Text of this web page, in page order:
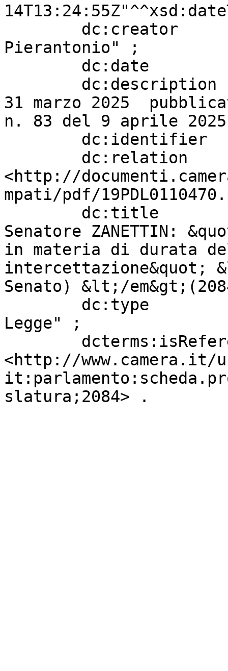
Pierantonio" ;
31 marzo 2025
n. 83 del 9 aprile
<http://
mpati/pdf/
Senatore ZANETTIN:
in materia di durata
intercettazione&quot;
Senato) &lt;/
Legge" ;
<http://www.camera.it/